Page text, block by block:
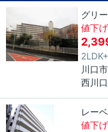
グリ
値下
川口市
西川
レー
値下